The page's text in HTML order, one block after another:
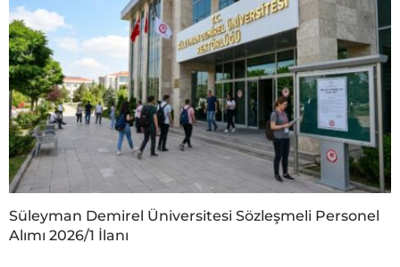
Süleyman Demirel Üniversitesi Sözleşmeli Personel
Alımı 2026/1 İlanı